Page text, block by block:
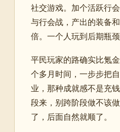
社交游戏。加个活跃行
与行会战，产出的装备
倍。一个人玩到后期瓶颈
平民玩家的路确实比氪
个多月时间，一步步把
业，那种成就感不是充
段来，别跨阶段做不该
了，后面自然就顺了。